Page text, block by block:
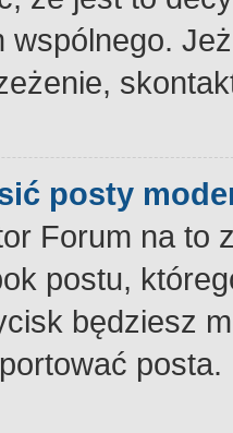
wspólnego.
posty
Forum na to
postu,
będziesz
posta.